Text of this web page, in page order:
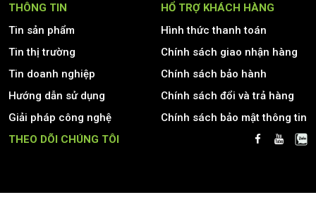
THÔNG TIN
Tin sản phẩm
Tin thị trường
Tin doanh nghiệp
Hướng dẫn sử dụng
Giải pháp công nghệ
HỔ TRỢ KHÁCH HÀNG
Hình thức thanh toán
Chính sách giao nhận hàng
Chính sách bảo hành
Chính sách đổi và trả hàng
Chính sách bảo mật thông tin
THEO DÕI CHÚNG TÔI